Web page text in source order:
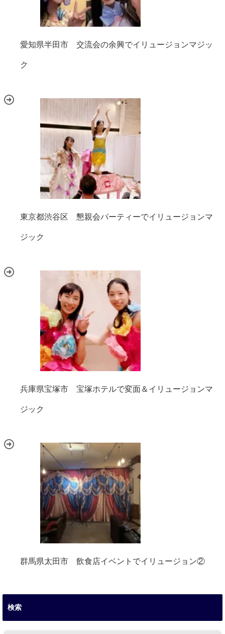
愛知県半田市 交流会の余興でイリュージョンマジッ
ク
東京都渋谷区 懇親会パーティーでイリュージョンマ
ジック
兵庫県宝塚市 宝塚ホテルで変面＆イリュージョンマ
ジック
群馬県太田市 飲食店イベントでイリュージョン②
検索